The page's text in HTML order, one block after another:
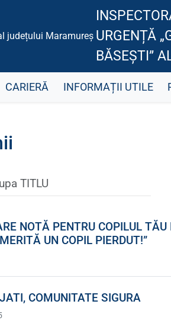
URGENȚĂ
BĂSEȘTI”
CARIERĂ INFORMAȚII UTILE
NOTĂ PENTRU COPILUL
UN COPIL PIERDUT!”
COMUNITATE SIGURA